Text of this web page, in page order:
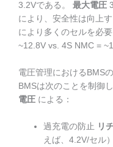
3.2Vである。 最大電圧
により、安全性は向上
により多くのセルを必
~12.8V vs. 4S NMC =
電圧管理におけるBMS
BMSは次のことを制御
電圧 による：
過充電の防止 リ
えば、4.2V/セル）